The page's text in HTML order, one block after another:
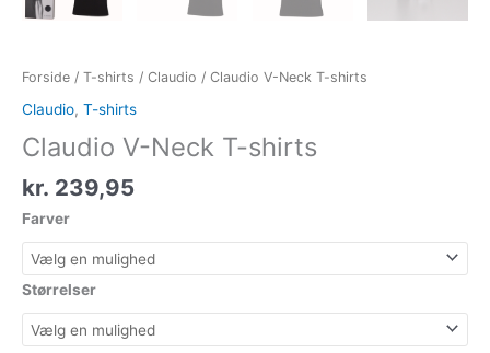
Forside / T-shirts / Claudio / Claudio V-Neck T-shirts
Claudio, T-shirts
Claudio V-Neck T-shirts
kr. 239,95
Farver
Størrelser